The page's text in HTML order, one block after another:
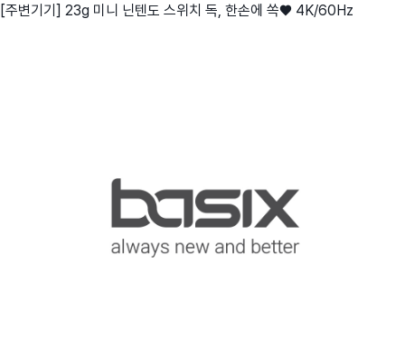
[주변기기] 23g 미니 닌텐도 스위치 독, 한손에 쏙♥ 4K/60Hz